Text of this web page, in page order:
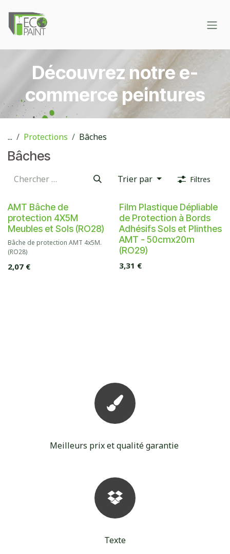
Découvrez notre e-
commerce peintures
... Protections Bâches
Bâches
Trier par Filtres
AMT Bâche de
protection 4X5M
Meubles et Sols (RO28)
Bâche de protection AMT 4x5M.
(RO28)
2,07 €
Film Plastique Dépliable
de Protection à Bords
Adhésifs Sols et Plinthes
AMT - 50cmx20m
(RO29)
3,31 €
Meilleurs prix et qualité garantie
Texte